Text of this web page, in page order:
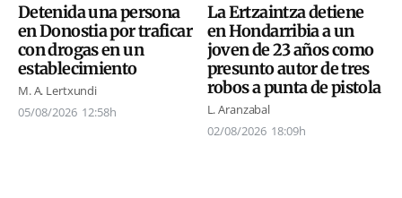
Detenida una persona
en Donostia por traficar
con drogas en un
establecimiento
M. A. Lertxundi
05/08/2026 12:58h
La Ertzaintza detiene
en Hondarribia a un
joven de 23 años como
presunto autor de tres
robos a punta de pistola
L. Aranzabal
02/08/2026 18:09h